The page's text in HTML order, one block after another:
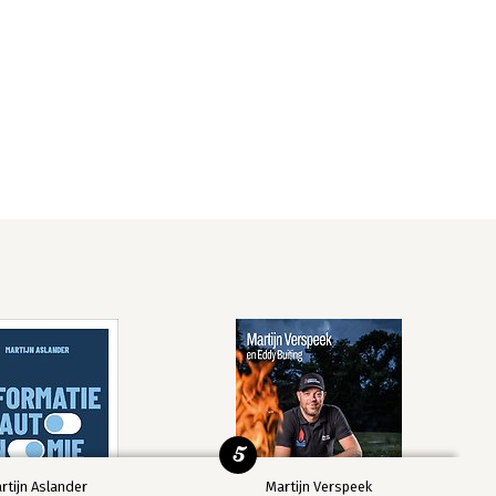
Aslander Martijn Verspeek
5